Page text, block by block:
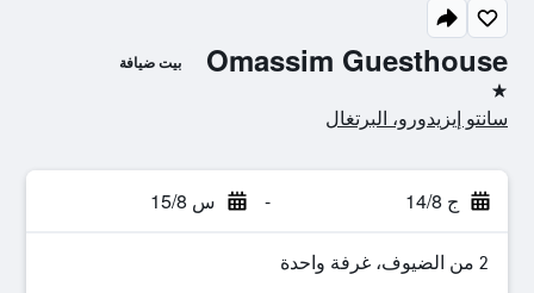
Omassim Guesthouse بيت ضيافة
نجمة واحدة
سانتو إيزيدورو، البرتغال
ج 14/8 - س 15/8
2 من الضيوف، غرفة واحدة